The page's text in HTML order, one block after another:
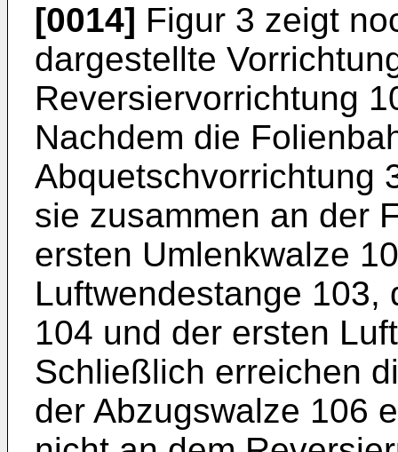
[0014] Figur 3 zeigt
dargestellte
Reversiervorrichtung
Nachdem die
Abquetschvorrichtung
sie zusammen an der
ersten Umlenkwalze
Luftwendestange 103,
104 und der ersten
Schließlich erreichen
der Abzugswalze 106